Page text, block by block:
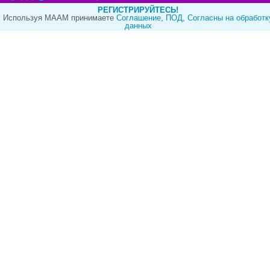
РЕГИСТРИРУЙТЕСЬ!
Используя МААМ принимаете Cоглашение, ПОД, Согласны на
данных